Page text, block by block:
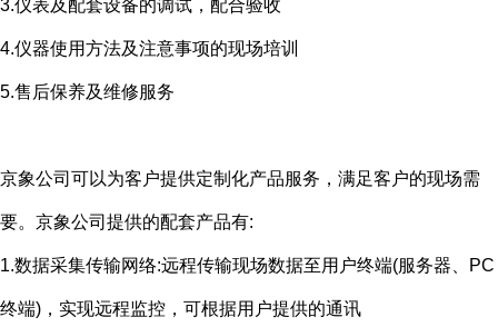
3.仪表及配套设备的调试，配合验收
4.仪器使用方法及注意事项的现场培训
5.售后保养及维修服务
京象公司可以为客户提供定制化产品服务，满足客户的现场需
要。京象公司提供的配套产品有:
1.数据采集传输网络:远程传输现场数据至用户终端(服务器、 PC
终端) ，实现远程监控，可根据用户提供的通讯